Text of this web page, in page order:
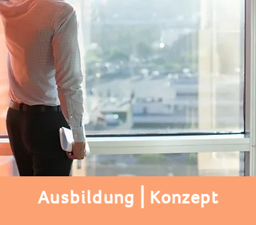
Ausbildung⎪Konzept